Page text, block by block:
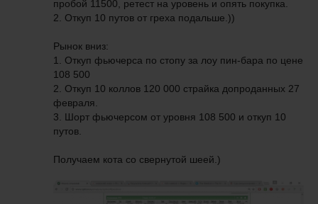
пробой 11500, ретест на уровень и опять покупка.
2. Откуп 10 путов от греха подальше.))
Рынок вниз:
1. Откуп фьючерса по стопу за лоу пин-бара по цене
108 500
2. Откуп 10 коллов 120 000 страйка допроданных 27
февраля.
3. Шорт фьючерсом от уровня 108 500 и откуп 10
путов.
Получаем кота со свернутой шеей.)